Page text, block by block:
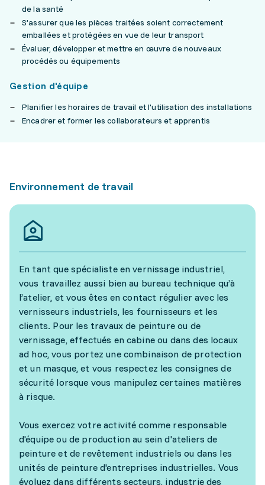
de la santé
S’assurer que les pièces traitées soient correctement
emballées et protégées en vue de leur transport
Évaluer, développer et mettre en œuvre de nouveaux
procédés ou équipements
Gestion d'équipe
Planifier les horaires de travail et l'utilisation des installations
Encadrer et former les collaborateurs et apprentis
Environnement de travail
En tant que spécialiste en vernissage industriel,
vous travaillez aussi bien au bureau technique qu’à
l’atelier, et vous êtes en contact régulier avec les
vernisseurs industriels, les fournisseurs et les
clients. Pour les travaux de peinture ou de
vernissage, effectués en cabine ou dans des locaux
ad hoc, vous portez une combinaison de protection
et un masque, et vous respectez les consignes de
sécurité lorsque vous manipulez certaines matières
à risque.
Vous exercez votre activité comme responsable
d'équipe ou de production au sein d'ateliers de
peinture et de revêtement industriels ou dans les
unités de peinture d'entreprises industrielles. Vous
évoluez dans différents secteurs, industrie des